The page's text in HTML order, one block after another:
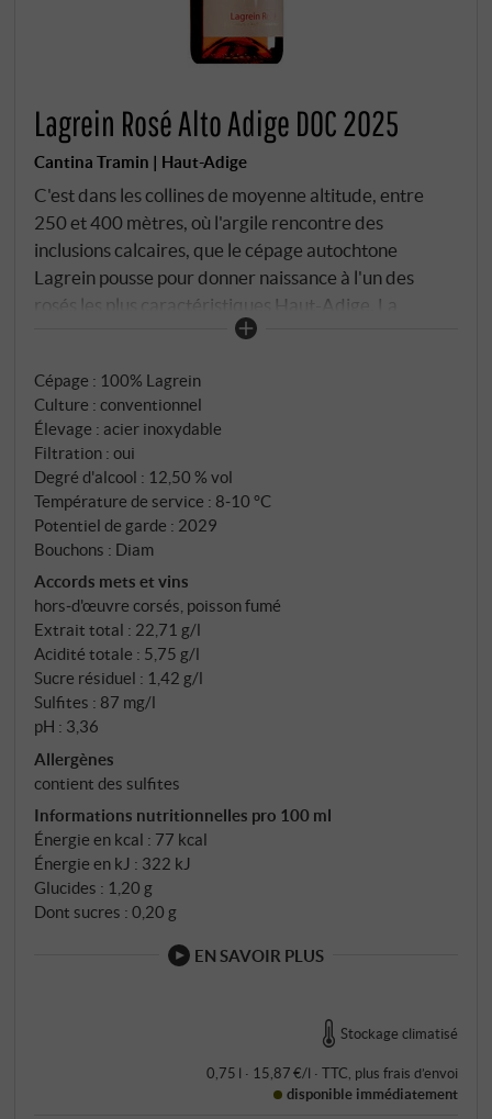
Lagrein Rosé Alto Adige DOC 2025
Cantina Tramin | Haut-Adige
C'est dans les collines de moyenne altitude, entre
250 et 400 mètres, où l'argile rencontre des
inclusions calcaires, que le cépage autochtone
Lagrein pousse pour donner naissance à l'un des
rosés les plus caractéristiques Haut-Adige. La
Cantina traditionnelle Cantina Tramin, fondée en
préserve avec son Lagrein Kretzer une tradition
séculaire Haut-Adige. De couleur rose à rubis clair, le
vin brille dans le verre et déploie un bouquet délicat
et agréablement fruité. L'interaction extrême entre
les journées ensoleillées, marquées par la
Méditerranée, et les vents froids descendants des
montagnes lui confère cette fraîcheur vivante qui
stimule et vivifie le palais. Un rosé classique Haut-
Adigecaractère authentique. SUPERIORE.DE
Cépage : 100% Lagrein
Culture : conventionnel
Élevage : acier inoxydable
Filtration : oui
Degré d'alcool : 12,50 % vol
Température de service : 8‑10 °C
Potentiel de garde : 2029
Bouchons : Diam
Accords mets et vins
hors‑d'œuvre corsés, poisson fumé
Extrait total : 22,71 g/l
Acidité totale : 5,75 g/l
Sucre résiduel : 1,42 g/l
Sulfites : 87 mg/l
pH : 3,36
Allergènes
contient des sulfites
Informations nutritionnelles pro 100 ml
Énergie en kcal : 77 kcal
Énergie en kJ : 322 kJ
Glucides : 1,20 g
Dont sucres : 0,20 g
EN SAVOIR PLUS
Stockage climatisé
0,75 l · 15,87 €/l · TTC , plus frais d’envoi
disponible immédiatement